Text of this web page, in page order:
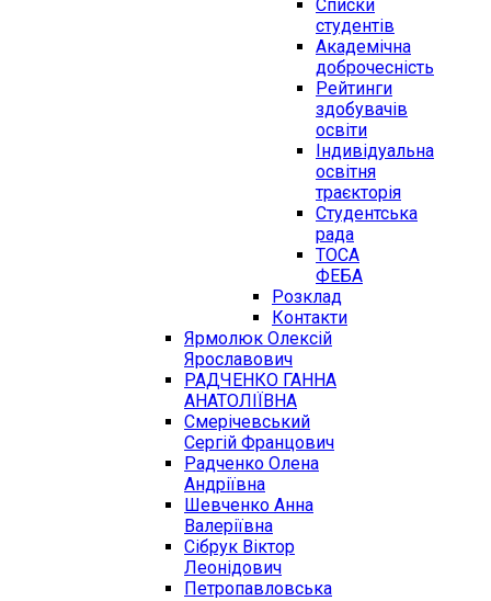
Списки
студентів
Академічна
доброчесність
Рейтинги
здобувачів
освіти
Індивідуальна
освітня
траєкторія
Студентська
рада
ТОСА
ФЕБА
Розклад
Контакти
Ярмолюк Олексій
Ярославович
РАДЧЕНКО ГАННА
АНАТОЛІЇВНА
Смерічевський
Сергій Францович
Радченко Олена
Андріївна
Шевченко Анна
Валеріївна
Сібрук Віктор
Леонідович
Петропавловська